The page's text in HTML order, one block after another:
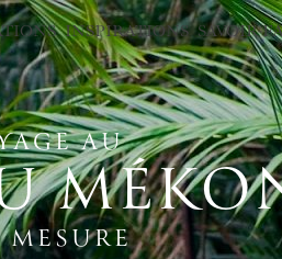
INSPIRATIONS SAVOIR-
AU
MESURE